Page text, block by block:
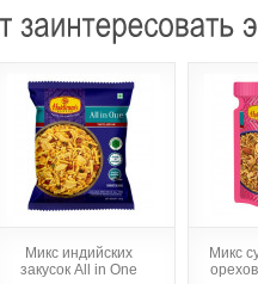
Микс индийских
закусок All in One
Микс